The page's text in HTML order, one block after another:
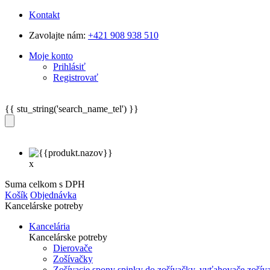
Kontakt
Zavolajte nám: +421 908 938 510
Moje konto
Prihlásiť
Registrovať
{{ stu_string('search_name_tel') }}
x
Suma celkom s DPH
Košík Objednávka
Kancelárske potreby
Kancelária
Kancelárske potreby
Dierovače
Zošívačky